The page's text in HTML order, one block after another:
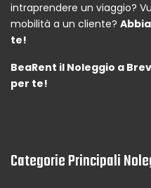
intraprendere un viaggio?
mobilità a un cliente?
te!
BeaRent il Noleggio a
per te!
Categorie Principali